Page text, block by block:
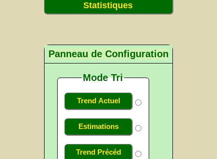
Statistiques
Panneau de Configuration
Mode Tri
Trend Actuel
Estimations
Trend Précéd